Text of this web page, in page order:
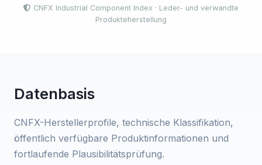
CNFX Industrial Component Index · Leder- und verwandte
Produkteherstellung
Datenbasis
CNFX-Herstellerprofile, technische Klassifikation,
öffentlich verfügbare Produktinformationen und
fortlaufende Plausibilitätsprüfung.